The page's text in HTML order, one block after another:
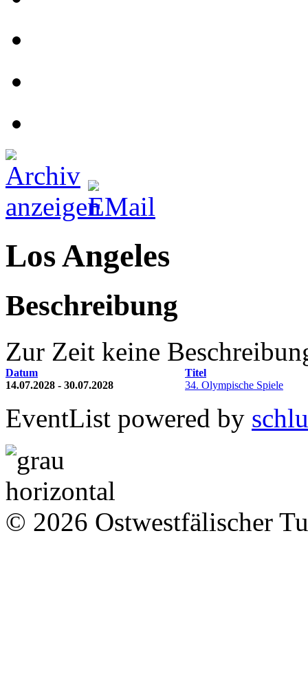
Los Angeles
Beschreibung
Zur Zeit keine
Datum
Titel
14.07.2028 - 30.07.2028
34. Olympische Spiele
EventList powered by
© 2026 Ostwestfälischer